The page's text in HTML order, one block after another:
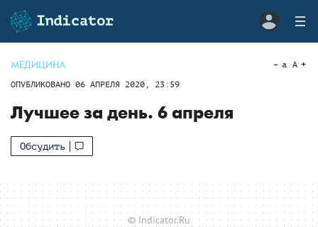
МЕДИЦИНА
ОПУБЛИКОВАНО 06 АПРЕЛЯ 2020, 23:59
a A
Лучшее за день. 6 апреля
Обсудить
© Indicator.Ru